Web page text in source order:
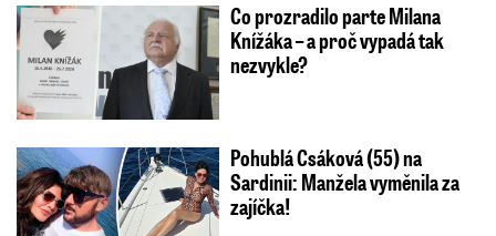
Co prozradilo parte Milana
Knížáka – a proč vypadá tak
nezvykle?
Pohublá Csáková (55) na
Sardinii: Manžela vyměnila za
zajíčka!